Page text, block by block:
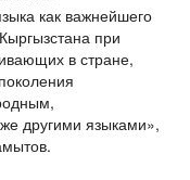
как важнейшего
при
в стране,
другими языками»,